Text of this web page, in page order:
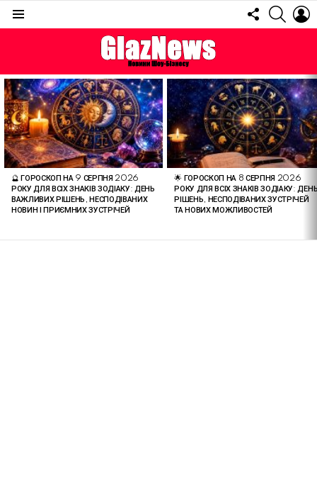
FOLLOW
US
ОСТАННІ
СТАТТІ
🔮 ГОРОСКОП НА 9 СЕРПНЯ 2026
РОКУ ДЛЯ ВСІХ ЗНАКІВ ЗОДІАКУ: ДЕНЬ
ВАЖЛИВИХ РІШЕНЬ, НЕСПОДІВАНИХ
НОВИН І ПРИЄМНИХ ЗУСТРІЧЕЙ
🌟 ГОРОСКОП НА 8 СЕРПНЯ 2026
РОКУ ДЛЯ ВСІХ ЗНАКІВ ЗОДІАКУ:
РІШЕНЬ, НЕСПОДІВАНИХ ЗУСТРІЧЕЙ
ТА НОВИХ МОЖЛИВОСТЕЙ